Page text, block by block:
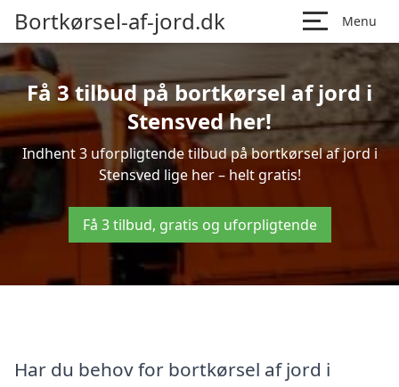
Bortkørsel-af-jord.dk Menu
Få 3 tilbud på bortkørsel af jord i
Stensved her!
Indhent 3 uforpligtende tilbud på bortkørsel af jord i
Stensved lige her – helt gratis!
Få 3 tilbud, gratis og uforpligtende
Har du behov for bortkørsel af jord i